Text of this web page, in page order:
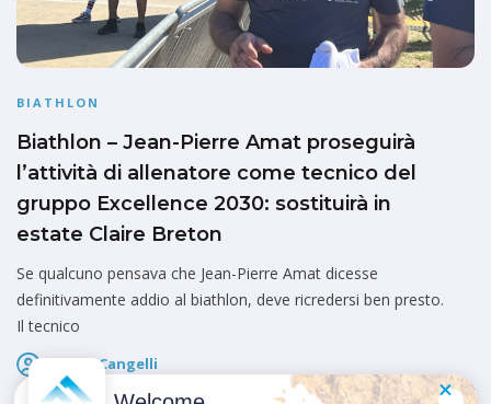
BIATHLON
Biathlon – Jean-Pierre Amat proseguirà
l’attività di allenatore come tecnico del
gruppo Excellence 2030: sostituirà in
estate Claire Breton
Se qualcuno pensava che Jean-Pierre Amat dicesse
definitivamente addio al biathlon, deve ricredersi ben presto.
Il tecnico
Marco Cangelli
Pubblicato il